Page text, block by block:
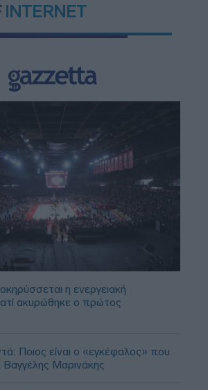
INTERNET
η ενεργειακή
ακυρώθηκε ο πρώτος
Ποιος είναι ο «εγκέφαλος» που
Βαγγέλης Μαρινάκης